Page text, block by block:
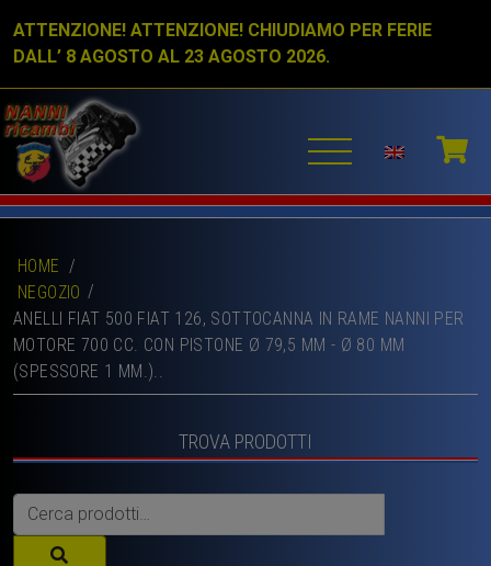
ATTENZIONE! ATTENZIONE! CHIUDIAMO PER FERIE
DALL’ 8 AGOSTO AL 23 AGOSTO 2026.
HOME /
NEGOZIO
ANELLI FIAT 500 FIAT 126, SOTTOCANNA IN RAME NANNI PER
MOTORE 700 CC. CON PISTONE Ø 79,5 MM - Ø 80 MM
(SPESSORE 1 MM.)..
TROVA PRODOTTI
Cerca: